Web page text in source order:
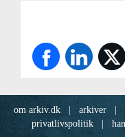
om arkiv.dk arkiver
privatlivspolitik